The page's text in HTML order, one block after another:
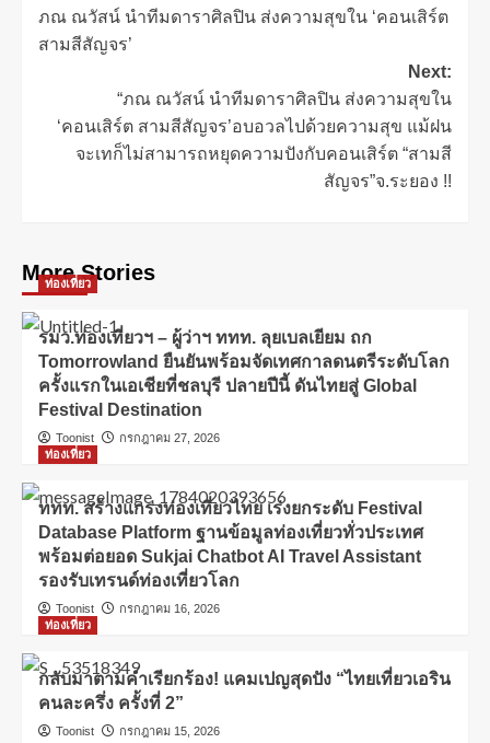
ภณ ณวัสน์ นำทีมดาราศิลปิน ส่งความสุขใน ‘คอนเสิร์ต
สามสีสัญจร’
Next:
“ภณ ณวัสน์ นำทีมดาราศิลปิน ส่งความสุขใน
‘คอนเสิร์ต สามสีสัญจร’อบอวลไปด้วยความสุข แม้ฝน
จะเทก็ไม่สามารถหยุดความปังกับคอนเสิร์ต “สามสี
สัญจร”จ.ระยอง !!
More Stories
ท่องเที่ยว
รมว.ท่องเที่ยวฯ – ผู้ว่าฯ ททท. ลุยเบลเยียม ถก
Tomorrowland ยืนยันพร้อมจัดเทศกาลดนตรีระดับโลก
ครั้งแรกในเอเชียที่ชลบุรี ปลายปีนี้ ดันไทยสู่ Global
Festival Destination
Toonist
กรกฎาคม 27, 2026
ท่องเที่ยว
ททท. สร้างแกร่งท่องเที่ยวไทย เร่งยกระดับ Festival
Database Platform ฐานข้อมูลท่องเที่ยวทั่วประเทศ
พร้อมต่อยอด Sukjai Chatbot AI Travel Assistant
รองรับเทรนด์ท่องเที่ยวโลก
Toonist
กรกฎาคม 16, 2026
ท่องเที่ยว
กลับมาตามคำเรียกร้อง! แคมเปญสุดปัง “ไทยเที่ยวเอริน
คนละครึ่ง ครั้งที่ 2”
Toonist กรกฎาคม 15, 2026